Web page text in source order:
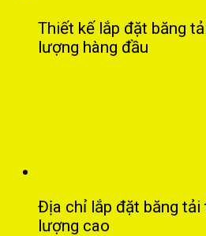
Thiết kế lắp đặt băng
lượng hàng đầu
Địa chỉ lắp đặt băng tải
lượng cao